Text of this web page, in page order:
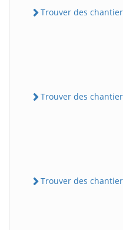
Trouver des
Trouver des
Trouver des